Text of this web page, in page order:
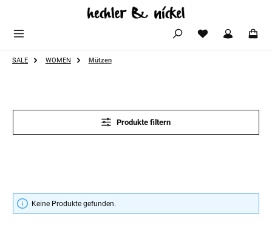
Zum Hauptinhalt springen
SALE WOMEN Mützen
Produkte filtern
Keine Produkte gefunden.